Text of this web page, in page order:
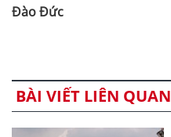
Đào Đức
BÀI VIẾT LIÊN QUAN